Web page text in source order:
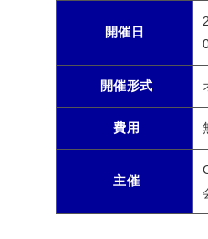
開催日
開催形式
費用
主催